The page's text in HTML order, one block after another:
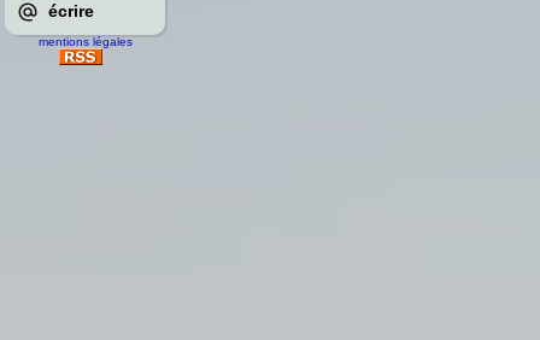
écrire
mentions légales